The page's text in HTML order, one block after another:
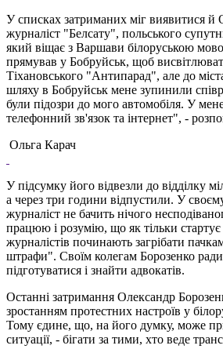
У списках затриманих міг виявитися й
журналіст "Белсату", польського
який віщає з Варшави білоруською
прямував у Бобруйськ, щоб
Тіхановського "Антипарад", але до
шляху в Бобруйськ мене зупинили
були підозри до мого автомобіля. У
телефонний зв'язок та інтернет", -
Ольга Карач
У підсумку його відвезли до відділку
а через три години відпустили. У
журналіст не бачить нічого
працюю і розумію, що як тільки
журналістів починають загрібати
штрафи". Своїм колегам Борозенко
підготуватися і знайти адвокатів.
Останні затримання Олександр
зростанням протестних настроїв у
Тому єдине, що, на його думку, може
ситуації, - бігати за тими, хто веде